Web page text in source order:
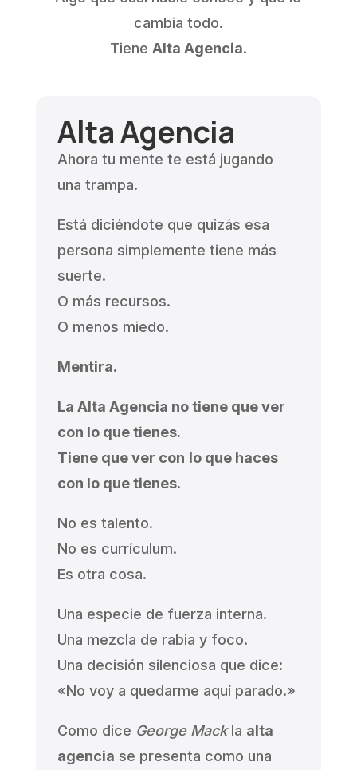
cambia todo.
Tiene Alta Agencia.
Alta Agencia
Ahora tu mente te está jugando
una trampa.
Está diciéndote que quizás esa
persona simplemente tiene más
suerte.
O más recursos.
O menos miedo.
Mentira.
La Alta Agencia no tiene que ver
con lo que tienes.
Tiene que ver con lo que haces
con lo que tienes.
No es talento.
No es currículum.
Es otra cosa.
Una especie de fuerza interna.
Una mezcla de rabia y foco.
Una decisión silenciosa que dice:
«No voy a quedarme aquí parado.»
Como dice George Mackla alta
agencia se presenta como una